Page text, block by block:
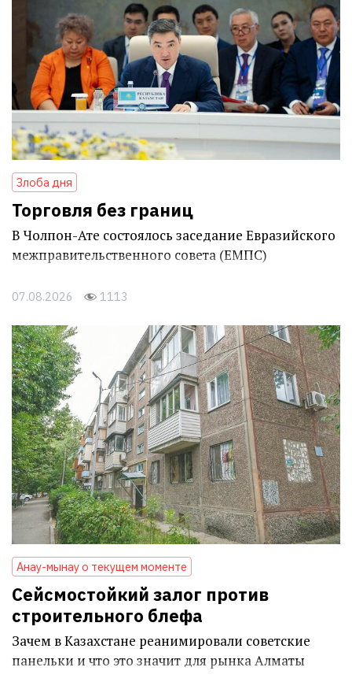
Злоба дня
Торговля без границ
В Чолпон-Ате состоялось заседание Евразийского
межправительственного совета (ЕМПС)
07.08.2026 1113
Анау-мынау о текущем моменте
Сейсмостойкий залог против
строительного блефа
Зачем в Казахстане реанимировали советские
панельки и что это значит для рынка Алматы